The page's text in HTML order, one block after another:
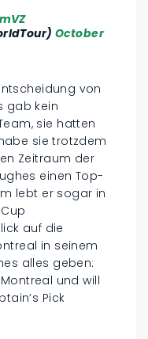
October
von
gab kein
sie hatten
sie trotzdem
Zeitraum der
einen Top-
lebt er sogar in
auf die
in seinem
alles geben:
und will
Pick